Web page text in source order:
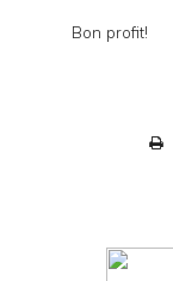
Bon profit!